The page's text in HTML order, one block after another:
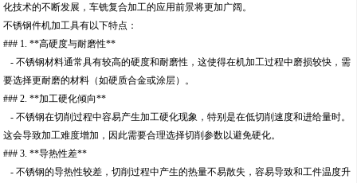
化技术的不断发展，车铣复合加工的应用前景将更加广阔。
不锈钢件机加工具有以下特点：
### 1. **高硬度与耐磨性**
- 不锈钢材料通常具有较高的硬度和耐磨性，这使得在机加工过程中磨损较快，需
要选择更耐磨的材料（如硬质合金或涂层）。
### 2. **加工硬化倾向**
- 不锈钢在切削过程中容易产生加工硬化现象，特别是在低切削速度和进给量时。
这会导致加工难度增加，因此需要合理选择切削参数以避免硬化。
### 3. **导热性差**
- 不锈钢的导热性较差，切削过程中产生的热量不易散失，容易导致和工件温度升